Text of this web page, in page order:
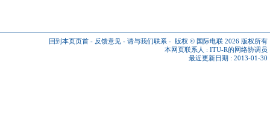
回到本页页首 - 反馈意见 - 请与我们联系 - 版权 © 国际电联 2026 版权所有
本网页联系人 : ITU-R的网络协调员
最近更新日期 : 2013-01-30